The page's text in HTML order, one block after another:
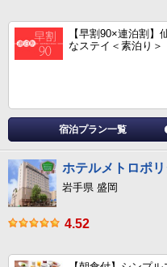
【早割90×連泊割】
なステイ＜素泊り＞
宿泊プラン一覧
ホテルメトロポ
岩手県 盛岡
4.52